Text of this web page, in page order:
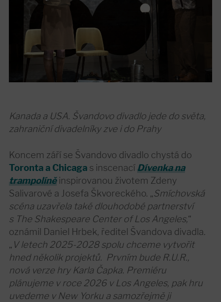
Kanada a USA. Švandovo divadlo jede do světa,
zahraniční divadelníky zve i do Prahy
Koncem září se Švandovo divadlo chystá do
Toronta a Chicaga s inscenací Dívenka na
trampolíněinspirovanou životem Zdeny
Salivarové a Josefa Škvoreckého. „Smíchovská
scéna uzavřela také dlouhodobé partnerství
s The Shakespeare Center of Los Angeles,“
oznámil Daniel Hrbek, ředitel Švandova divadla.
„ V letech 2025-2028 spolu chceme vytvořit
hned několik projektů. Prvním bude R.U.R.,
nová verze hry Karla Čapka. Premiéru
plánujeme v roce 2026 v Los Angeles, pak hru
uvedeme v New Yorku a samozřejmě ji